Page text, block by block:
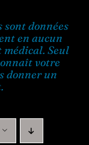
données
en aucun
Seul
votre
donner un